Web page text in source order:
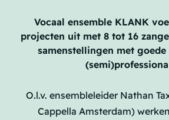
Vocaal ensemble KLANK
projecten uit met 8 tot 16
samenstellingen met goede
O.l.v. ensembleleider Nathan
Cappella Amsterdam)